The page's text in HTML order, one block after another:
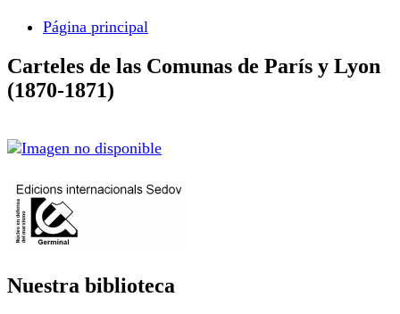
Página principal
Carteles de las Comunas de París y Lyon
(1870-1871)
Nuestra biblioteca